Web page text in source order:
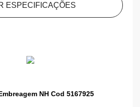
ESPECIFICAÇÕES
NH Cod 5167925